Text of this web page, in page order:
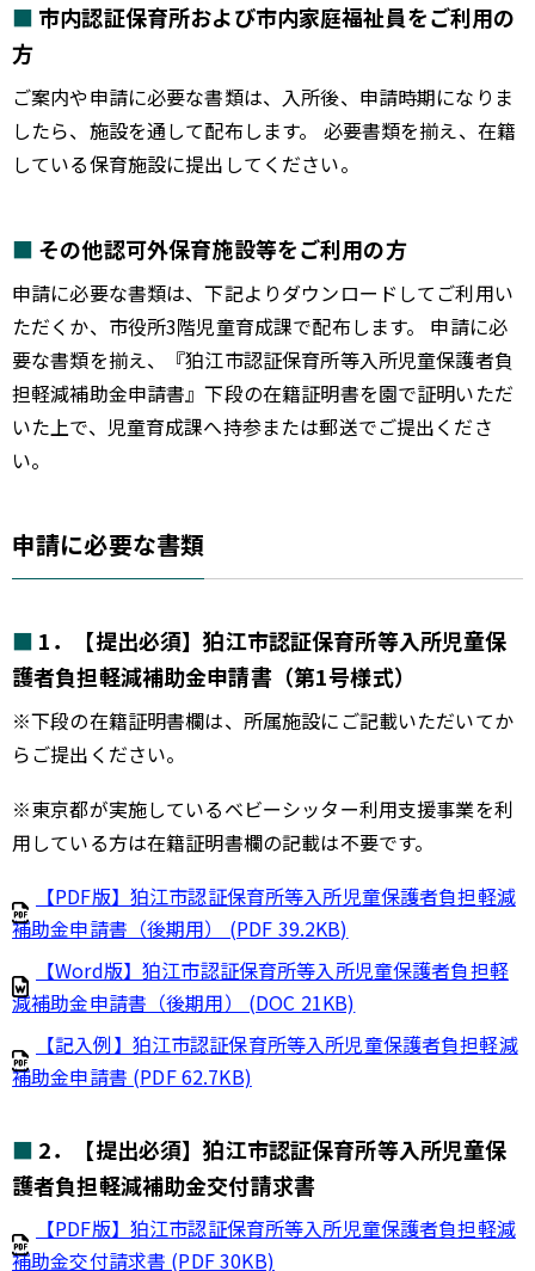
市内認証保育所および市内家庭福祉員をご利用の
方
ご案内や申請に必要な書類は、入所後、申請時期になりま
したら、施設を通して配布します。 必要書類を揃え、在籍
している保育施設に提出してください。
その他認可外保育施設等をご利用の方
申請に必要な書類は、下記よりダウンロードしてご利用い
ただくか、市役所3階児童育成課で配布します。 申請に必
要な書類を揃え、『狛江市認証保育所等入所児童保護者負
担軽減補助金申請書』下段の在籍証明書を園で証明いただ
いた上で、児童育成課へ持参または郵送でご提出くださ
い。
申請に必要な書類
1．【提出必須】狛江市認証保育所等入所児童保
護者負担軽減補助金申請書（第1号様式）
※下段の在籍証明書欄は、所属施設にご記載いただいてか
らご提出ください。
※東京都が実施しているベビーシッター利用支援事業を利
用している方は在籍証明書欄の記載は不要です。
【PDF版】狛江市認証保育所等入所児童保護者負担軽減
補助金申請書（後期用） (PDF 39.2KB)
【Word版】狛江市認証保育所等入所児童保護者負担軽
減補助金申請書（後期用） (DOC 21KB)
【記入例】狛江市認証保育所等入所児童保護者負担軽減
補助金申請書 (PDF 62.7KB)
2．【提出必須】狛江市認証保育所等入所児童保
護者負担軽減補助金交付請求書
【PDF版】狛江市認証保育所等入所児童保護者負担軽減
補助金交付請求書 (PDF 30KB)